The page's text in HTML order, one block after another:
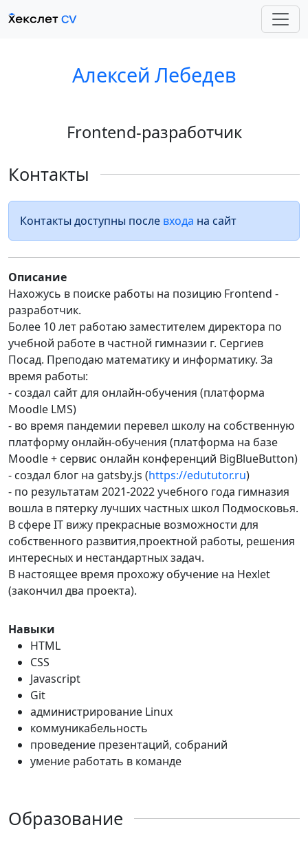
Алексей Лебедев
Frontend-разработчик
Контакты
Контакты доступны после входа на сайт
Описание
Нахожусь в поиске работы на позицию Frontend -
разработчик.
Более 10 лет работаю заместителем директора по
учебной работе в частной гимназии г. Сергиев
Посад. Преподаю математику и информатику. За
время работы:
- создал сайт для онлайн-обучения (платформа
Moodle LMS)
- во время пандемии перевел школу на собственную
платформу онлайн-обучения (платформа на базе
Moodle + сервис онлайн конференций BigBlueButton)
- создал блог на gatsby.js (https://edututor.ru)
- по результатам 2021-2022 учебного года гимназия
вошла в пятерку лучших частных школ Подмосковья.
В сфере IT вижу прекрасные возможности для
собственного развития,проектной работы, решения
интересных и нестандартных задач.
В настоящее время прохожу обучение на Hexlet
(закончил два проекта).
Навыки
HTML
CSS
Javascript
Git
администрирование Linux
коммуникабельность
проведение презентаций, собраний
умение работать в команде
Образование